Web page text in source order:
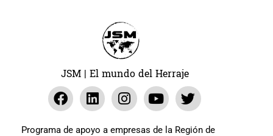
JSM | El mundo del Herraje
Programa de apoyo a empresas de la Región de